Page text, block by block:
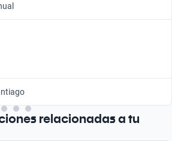
relacionadas a tu